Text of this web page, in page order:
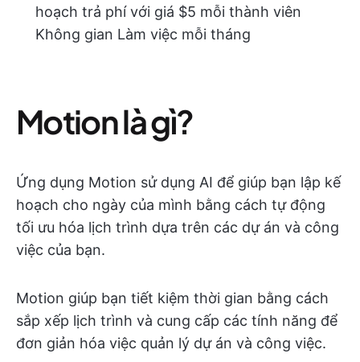
hoạch trả phí với giá $5 mỗi thành viên
Không gian Làm việc mỗi tháng
Motion là gì?
Ứng dụng Motion sử dụng AI để giúp bạn lập kế
hoạch cho ngày của mình bằng cách tự động
tối ưu hóa lịch trình dựa trên các dự án và công
việc của bạn.
Motion giúp bạn tiết kiệm thời gian bằng cách
sắp xếp lịch trình và cung cấp các tính năng để
đơn giản hóa việc quản lý dự án và công việc.